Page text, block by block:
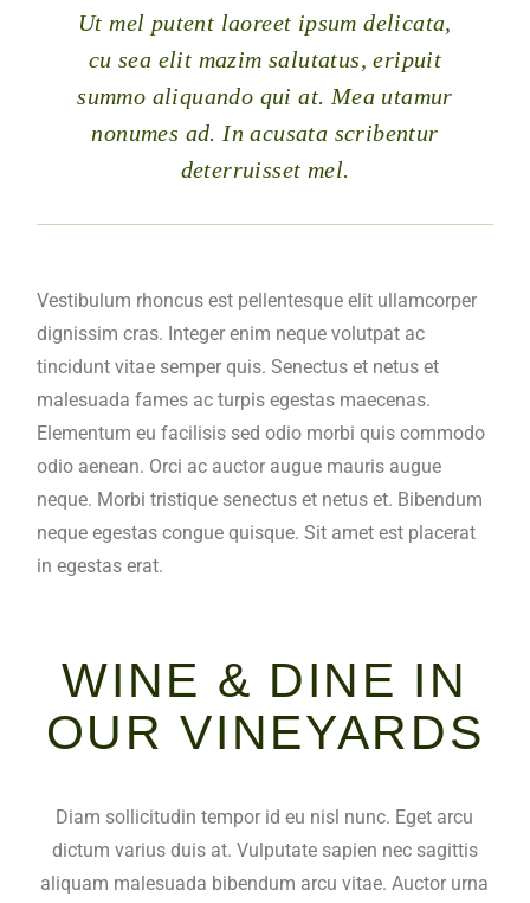
Ut mel putent laoreet ipsum delicata,
cu sea elit mazim salutatus, eripuit
summo aliquando qui at. Mea utamur
nonumes ad. In acusata scribentur
deterruisset mel.
Vestibulum rhoncus est pellentesque elit ullamcorper
dignissim cras. Integer enim neque volutpat ac
tincidunt vitae semper quis. Senectus et netus et
malesuada fames ac turpis egestas maecenas.
Elementum eu facilisis sed odio morbi quis commodo
odio aenean. Orci ac auctor augue mauris augue
neque. Morbi tristique senectus et netus et. Bibendum
neque egestas congue quisque. Sit amet est placerat
in egestas erat.
WINE & DINE IN
OUR VINEYARDS
Diam sollicitudin tempor id eu nisl nunc. Eget arcu
dictum varius duis at. Vulputate sapien nec sagittis
aliquam malesuada bibendum arcu vitae. Auctor urna